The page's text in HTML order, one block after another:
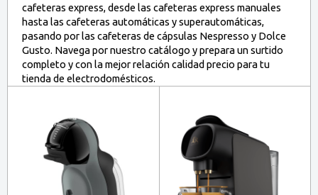
cafeteras express, desde las cafeteras express manuales
hasta las cafeteras automáticas y superautomáticas,
pasando por las cafeteras de cápsulas Nespresso y Dolce
Gusto. Navega por nuestro catálogo y prepara un surtido
completo y con la mejor relación calidad precio para tu
tienda de electrodomésticos.